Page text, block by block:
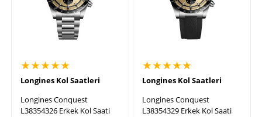
★★★★★
Longines Kol Saatleri
Longines Conquest
L38354326 Erkek Kol Saati
★★★★★
Longines Kol Saatleri
Longines Conquest
L38354329 Erkek Kol Saati